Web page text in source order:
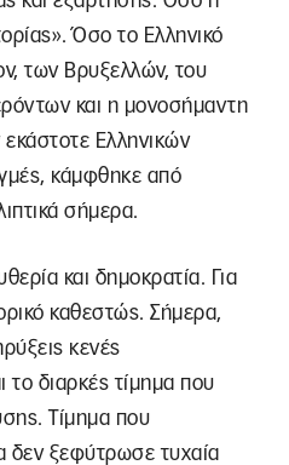
Όσο το Ελληνικό
των Βρυξελλών, του
και η μονοσήμαντη
Ελληνικών
κάμφθηκε από
σήμερα.
και δημοκρατία. Για
καθεστώς. Σήμερα,
κενές
το διαρκές τίμημα που
Τίμημα που
δεν ξεφύτρωσε τυχαία